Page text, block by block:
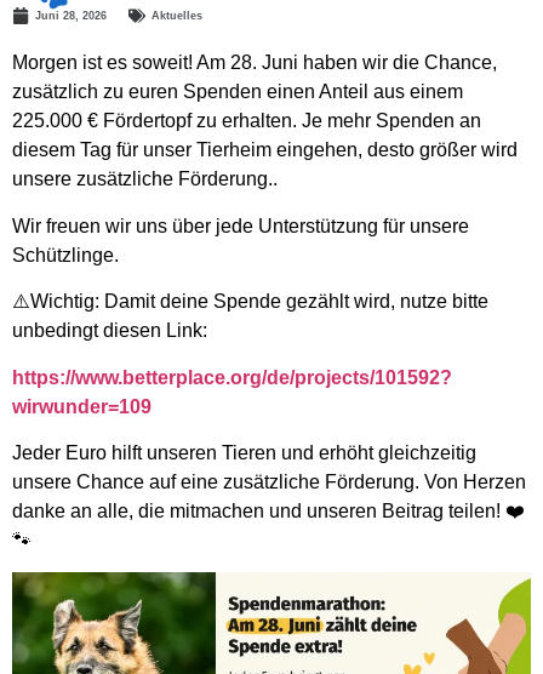
Juni 28, 2026 Aktuelles
Morgen ist es soweit! Am 28. Juni haben wir die Chance,
zusätzlich zu euren Spenden einen Anteil aus einem
225.000 € Fördertopf zu erhalten. Je mehr Spenden an
diesem Tag für unser Tierheim eingehen, desto größer wird
unsere zusätzliche Förderung..
Wir freuen wir uns über jede Unterstützung für unsere
Schützlinge.
⚠️Wichtig: Damit deine Spende gezählt wird, nutze bitte
unbedingt diesen Link:
https://www.betterplace.org/de/projects/101592?
wirwunder=109
Jeder Euro hilft unseren Tieren und erhöht gleichzeitig
unsere Chance auf eine zusätzliche Förderung. Von Herzen
danke an alle, die mitmachen und unseren Beitrag teilen! ❤️
🐾